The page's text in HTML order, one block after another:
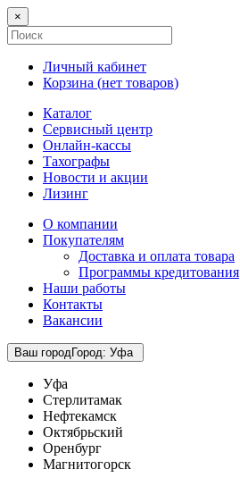
×
Личный кабинет
Корзина (нет товаров)
Каталог
Сервисный центр
Онлайн-кассы
Тахографы
Новости и акции
Лизинг
О компании
Покупателям
Доставка и оплата товара
Программы кредитования
Наши работы
Контакты
Вакансии
Ваш городГород: Уфа
Уфа
Стерлитамак
Нефтекамск
Октябрьский
Оренбург
Магнитогорск